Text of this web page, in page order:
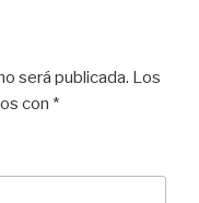
será publicada. Los
con *